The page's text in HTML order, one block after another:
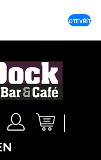
OTEVŘÍT